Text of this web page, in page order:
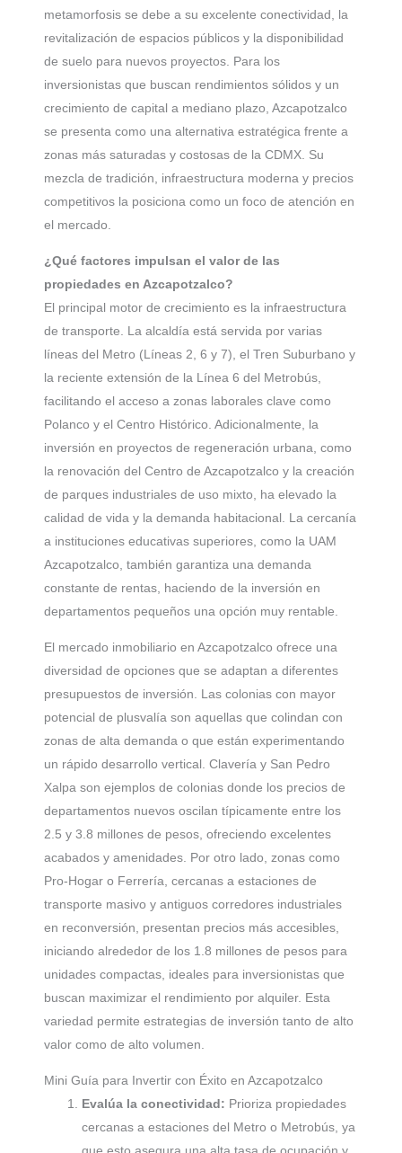
metamorfosis se debe a su excelente conectividad, la
revitalización de espacios públicos y la disponibilidad
de suelo para nuevos proyectos. Para los
inversionistas que buscan rendimientos sólidos y un
crecimiento de capital a mediano plazo, Azcapotzalco
se presenta como una alternativa estratégica frente a
zonas más saturadas y costosas de la CDMX. Su
mezcla de tradición, infraestructura moderna y precios
competitivos la posiciona como un foco de atención en
el mercado.
¿Qué factores impulsan el valor de las
propiedades en Azcapotzalco?
El principal motor de crecimiento es la infraestructura
de transporte. La alcaldía está servida por varias
líneas del Metro (Líneas 2, 6 y 7), el Tren Suburbano y
la reciente extensión de la Línea 6 del Metrobús,
facilitando el acceso a zonas laborales clave como
Polanco y el Centro Histórico. Adicionalmente, la
inversión en proyectos de regeneración urbana, como
la renovación del Centro de Azcapotzalco y la creación
de parques industriales de uso mixto, ha elevado la
calidad de vida y la demanda habitacional. La cercanía
a instituciones educativas superiores, como la UAM
Azcapotzalco, también garantiza una demanda
constante de rentas, haciendo de la inversión en
departamentos pequeños una opción muy rentable.
El mercado inmobiliario en Azcapotzalco ofrece una
diversidad de opciones que se adaptan a diferentes
presupuestos de inversión. Las colonias con mayor
potencial de plusvalía son aquellas que colindan con
zonas de alta demanda o que están experimentando
un rápido desarrollo vertical. Clavería y San Pedro
Xalpa son ejemplos de colonias donde los precios de
departamentos nuevos oscilan típicamente entre los
2.5 y 3.8 millones de pesos, ofreciendo excelentes
acabados y amenidades. Por otro lado, zonas como
Pro-Hogar o Ferrería, cercanas a estaciones de
transporte masivo y antiguos corredores industriales
en reconversión, presentan precios más accesibles,
iniciando alrededor de los 1.8 millones de pesos para
unidades compactas, ideales para inversionistas que
buscan maximizar el rendimiento por alquiler. Esta
variedad permite estrategias de inversión tanto de alto
valor como de alto volumen.
Mini Guía para Invertir con Éxito en Azcapotzalco
Evalúa la conectividad: Prioriza propiedades
cercanas a estaciones del Metro o Metrobús, ya